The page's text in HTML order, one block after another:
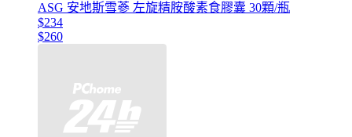
ASG 安地斯雪蔘 左旋精胺酸素食膠囊 30顆/瓶
$234
$260